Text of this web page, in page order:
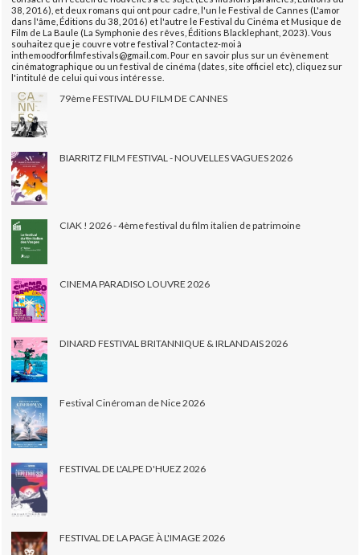
38, 2016), et deux romans qui ont pour cadre, l'un le Festival de Cannes (L'amor
dans l'âme, Éditions du 38, 2016) et l'autre le Festival du Cinéma et Musique de
Film de La Baule (La Symphonie des rêves, Éditions Blacklephant, 2023). Vous
souhaitez que je couvre votre festival ? Contactez-moi à
inthemoodforfilmfestivals@gmail.com. Pour en savoir plus sur un évènement
cinématographique ou un festival de cinéma (dates, site officiel etc), cliquez sur
l'intitulé de celui qui vous intéresse.
79ème FESTIVAL DU FILM DE CANNES
BIARRITZ FILM FESTIVAL - NOUVELLES VAGUES 2026
CIAK ! 2026 - 4ème festival du film italien de patrimoine
CINEMA PARADISO LOUVRE 2026
DINARD FESTIVAL BRITANNIQUE & IRLANDAIS 2026
Festival Cinéroman de Nice 2026
FESTIVAL DE L'ALPE D'HUEZ 2026
FESTIVAL DE LA PAGE À L'IMAGE 2026